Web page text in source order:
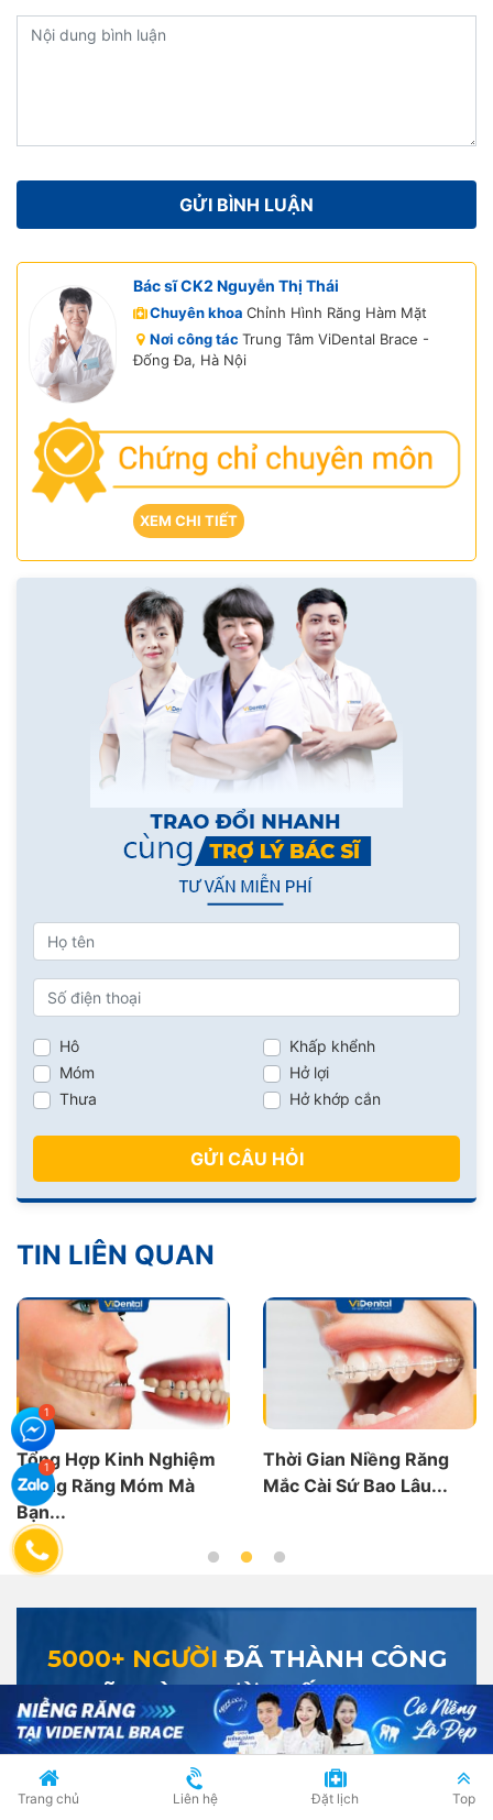
Bác sĩ CK2 Nguyễn Thị Thái
Chuyên khoa Chỉnh Hình Răng Hàm Mặt
Nơi công tác Trung Tâm ViDental Brace -
Đống Đa, Hà Nội
XEM CHI TIẾT
Hô
Móm
Thưa
Khấp khểnh
Hở lợi
Hở khớp cắn
GỬI CÂU HỎI
TIN LIÊN QUAN
Thời Gian Niềng Răng
Mắc Cài Sứ Bao Lâu...
Chun Chuỗi Niềng Răng
Có Tác Dụng Gì? 4...
5000+ NGƯỜI ĐÃ THÀNH CÔNG
HÃY LÀ NGƯỜI TIẾP THEO
Trang chủ Liên hệ Đặt lịch Top